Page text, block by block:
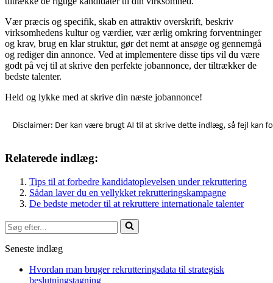
Vær præcis og specifik, skab en attraktiv overskrift, beskriv
virksomhedens kultur og værdier, vær ærlig omkring forventninger
og krav, brug en klar struktur, gør det nemt at ansøge og gennemgå
og rediger din annonce. Ved at implementere disse tips vil du være
godt på vej til at skrive den perfekte jobannonce, der tiltrækker de
bedste talenter.
Held og lykke med at skrive din næste jobannonce!
Relaterede indlæg:
Tips til at forbedre kandidatoplevelsen under rekruttering
Sådan laver du en vellykket rekrutteringskampagne
De bedste metoder til at rekruttere internationale talenter
Søg
efter...
Seneste indlæg
Hvordan man bruger rekrutteringsdata til strategisk
beslutningstagning